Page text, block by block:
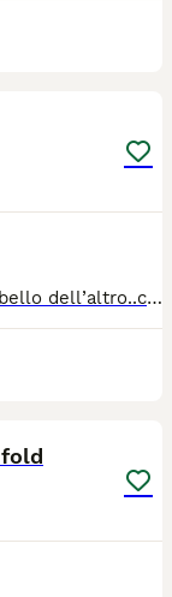
Disponibili gattini di pura razza ..uno più bello dell’altro..completamente tutti diversi ..abituati alla lettiera tira graffi e mangiano autonomamente ..cresciuti in casa con noi e nostri bimbi sono molto affettuosi..contattatemi per altre informazioni 😊